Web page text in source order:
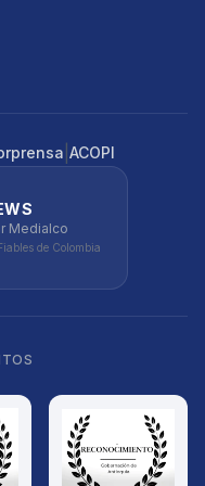
ACOPI
Medialco
de Colombia